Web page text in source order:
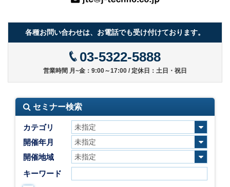
各種お問い合わせは、お電話でも受け付けております。
03-5322-5888
営業時間 月~金：9:00～17:00 / 定休日：土日・祝日
セミナー検索
カテゴリ
開催年月
開催地域
キーワード